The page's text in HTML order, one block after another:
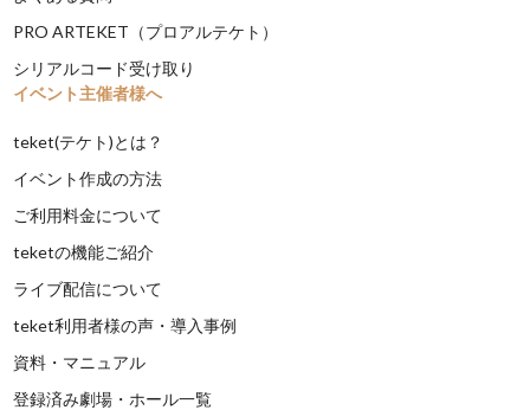
PRO ARTEKET（プロアルテケト）
シリアルコード受け取り
イベント主催者様へ
teket(テケト)とは？
イベント作成の方法
ご利用料金について
teketの機能ご紹介
ライブ配信について
teket利用者様の声・導入事例
資料・マニュアル
登録済み劇場・ホール一覧